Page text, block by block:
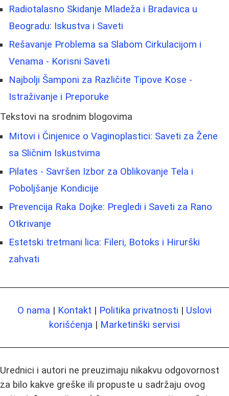
Radiotalasno Skidanje Mladeža i Bradavica u
Beogradu: Iskustva i Saveti
Rešavanje Problema sa Slabom Cirkulacijom i
Venama - Korisni Saveti
Najbolji Šamponi za Različite Tipove Kose -
Istraživanje i Preporuke
Tekstovi na srodnim blogovima
Mitovi i Činjenice o Vaginoplastici: Saveti za Žene
sa Sličnim Iskustvima
Pilates - Savršen Izbor za Oblikovanje Tela i
Poboljšanje Kondicije
Prevencija Raka Dojke: Pregledi i Saveti za Rano
Otkrivanje
Estetski tretmani lica: Fileri, Botoks i Hirurški
zahvati
O nama | Kontakt | Politika privatnosti | Uslovi
korišćenja | Marketinški servisi
Urednici i autori ne preuzimaju nikakvu odgovornost
za bilo kakve greške ili propuste u sadržaju ovog